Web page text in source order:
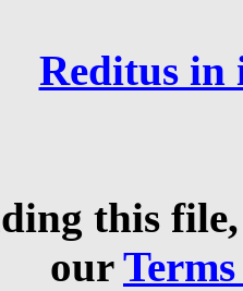
Reditus in
this
our